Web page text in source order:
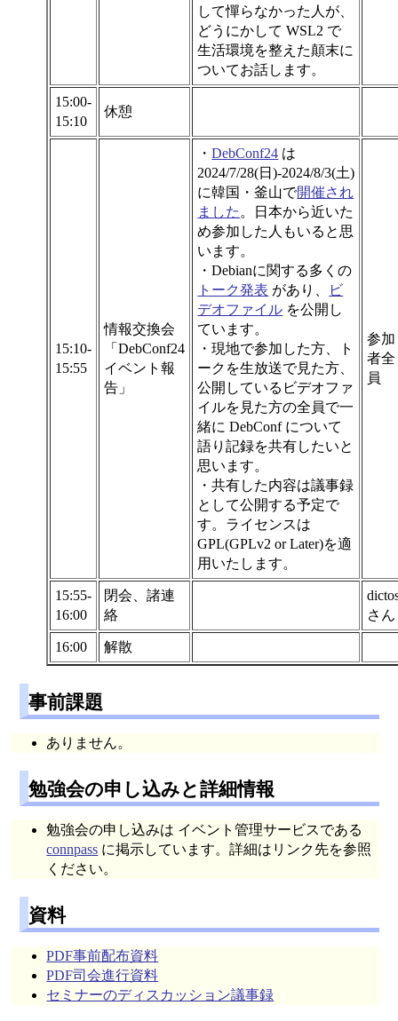
して憚らなかった人が、
どうにかして WSL2 で
生活環境を整えた顛末に
ついてお話します。
15:00-
15:10
休憩
15:10-
15:55
情報交換会
「DebConf24
イベント報
告」
・DebConf24 は
2024/7/28(日)-2024/8/3(土)
に韓国・釜山で開催され
ました 。日本から近いた
め参加した人もいると思
います。
・Debianに関する多くの
トーク発表 があり、
ビ
デオファイル を公開し
ています。
・現地で参加した方、ト
ークを生放送で見た方、
公開しているビデオファ
イルを見た方の全員で一
緒に DebConf について
語り記録を共有したいと
思います。
・共有した内容は議事録
として公開する予定で
す。ライセンスは
GPL(GPLv2 or Later)を適
用いたします。
参加
者全
員
15:55-
16:00
閉会、諸連
絡
さん
16:00 解散
事前課題
ありません。
勉強会の申し込みと詳細情報
勉強会の申し込みは イベント管理サービスである
connpass に掲示しています。詳細はリンク先を参照
ください。
資料
PDF事前配布資料
PDF司会進行資料
セミナーのディスカッション議事録